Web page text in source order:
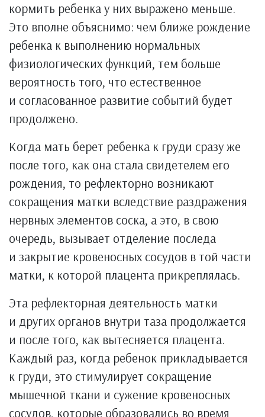
кормить ребенка у них выражено меньше.
Это вполне объяснимо: чем ближе рождение
ребенка к выполнению нормальных
физиологических функций, тем больше
вероятность того, что естественное
и согласованное развитие событий будет
продолжено.
Когда мать берет ребенка к груди сразу же
после того, как она стала свидетелем его
рождения, то рефлекторно возникают
сокращения матки вследствие раздражения
нервных элементов соска, а это, в свою
очередь, вызывает отделение последа
и закрытие кровеносных сосудов в той части
матки, к которой плацента прикреплялась.
Эта рефлекторная деятельность матки
и других органов внутри таза продолжается
и после того, как вытесняется плацента.
Каждый раз, когда ребенок прикладывается
к груди, это стимулирует сокращение
мышечной ткани и сужение кровеносных
сосудов, которые образовались во время